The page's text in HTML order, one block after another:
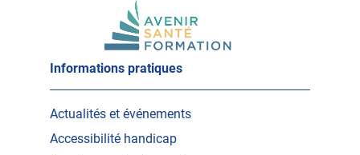
onglet)
Informations pratiques
Actualités et événements
Accessibilité handicap